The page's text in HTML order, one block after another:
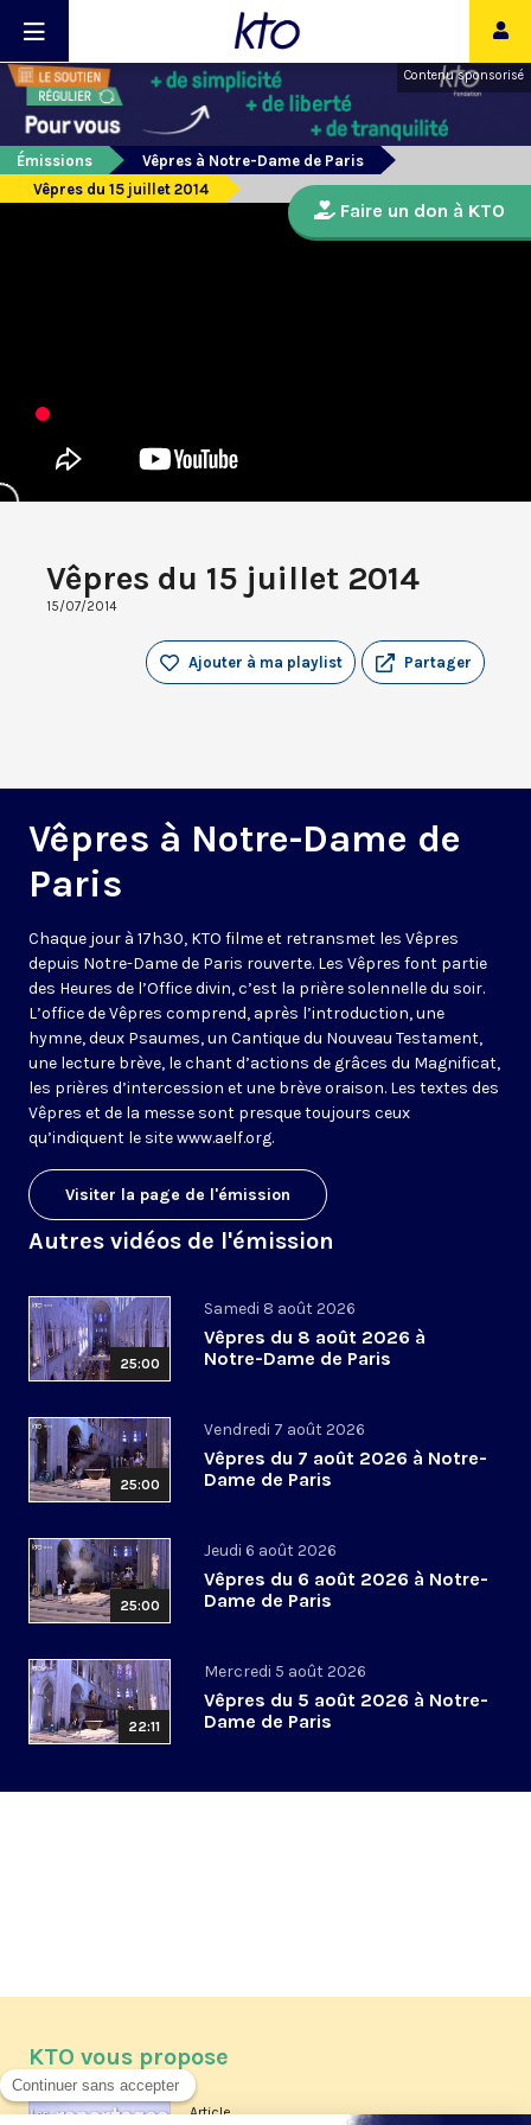
Contenu sponsorisé
Émissions
Vêpres à Notre-Dame de Paris
Vêpres du 15 juillet 2014
Vêpres du 15 juillet 2014
15/07/2014
Partager
Ajouter à ma playlist
Vêpres à Notre-Dame de
Paris
Chaque jour à 17h30, KTO filme et retransmet les Vêpres
depuis Notre-Dame de Paris rouverte. Les Vêpres font partie
des Heures de l’Office divin, c’est la prière solennelle du soir.
L’office de Vêpres comprend, après l’introduction, une
hymne, deux Psaumes, un Cantique du Nouveau Testament,
une lecture brève, le chant d’actions de grâces du Magnificat,
les prières d’intercession et une brève oraison. Les textes des
Vêpres et de la messe sont presque toujours ceux
qu’indiquent le sitewww.aelf.org.
Visiter la page de l'émission
Autres vidéos de l'émission
25:00
Samedi 8 août 2026
Vêpres du 8 août 2026 à
Notre-Dame de Paris
25:00
Vendredi 7 août 2026
Vêpres du 7 août 2026 à Notre-
Dame de Paris
25:00
Jeudi 6 août 2026
Vêpres du 6 août 2026 à Notre-
Dame de Paris
22:11
Mercredi 5 août 2026
Vêpres du 5 août 2026 à Notre-
Dame de Paris
Faire un don à KTO
KTO vous propose
Article